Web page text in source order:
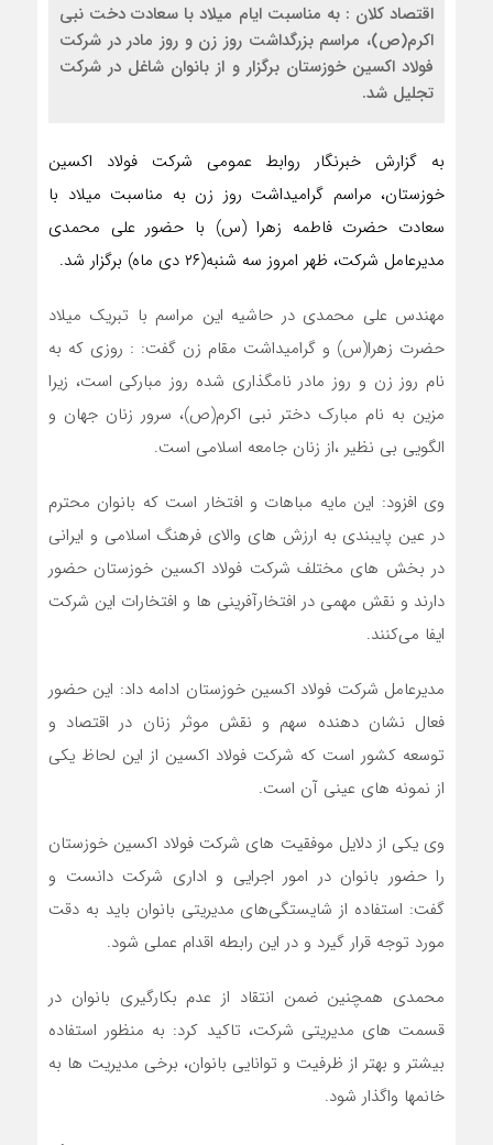
اقتصاد کلان : به مناسبت ایام میلاد با سعادت دخت نبی
اکرم(ص)، مراسم بزرگداشت روز زن و روز مادر در شرکت
فولاد اکسین خوزستان برگزار و از بانوان شاغل در شرکت
تجلیل شد.
به گزارش خبرنگار روابط عمومی شرکت فولاد اکسین
خوزستان، مراسم گرامیداشت روز زن به مناسبت میلاد با
سعادت حضرت فاطمه زهرا (س) با حضور علی محمدی
مدیرعامل شرکت، ظهر امروز سه شنبه(۲۶ دی ماه) برگزار شد.
مهندس علی محمدی در حاشیه این مراسم با تبریک میلاد
حضرت زهرا(س) و گرامیداشت مقام زن گفت: : روزی که به
نام روز زن و روز مادر نامگذاری شده روز مبارکی است، زیرا
مزین به نام مبارک دختر نبی اکرم(ص)، سرور زنان جهان و
الگویی بی نظیر ،از زنان جامعه اسلامی است.
وی افزود: این مایه مباهات و افتخار است که بانوان محترم
در عین پایبندی به ارزش های والای فرهنگ اسلامی و ایرانی
در بخش های مختلف شرکت فولاد اکسین خوزستان حضور
دارند و نقش مهمی در افتخارآفرینی ها و افتخارات این شرکت
ایفا می‌کنند.
مدیرعامل شرکت فولاد اکسین خوزستان ادامه داد: این حضور
فعال نشان دهنده سهم و نقش موثر زنان در اقتصاد و
توسعه کشور است که شرکت فولاد اکسین از این لحاظ یکی
از نمونه های عینی آن است.
وی یکی از دلایل موفقیت های شرکت فولاد اکسین خوزستان
را حضور بانوان در امور اجرایی و اداری شرکت دانست و
گفت: استفاده از شایستگی‌های مدیریتی بانوان باید به دقت
مورد توجه قرار گیرد و در این رابطه اقدام عملی شود.
محمدی همچنین ضمن انتقاد از عدم بکارگیری بانوان در
قسمت های مدیریتی شرکت، تاکید کرد: به منظور استفاده
بیشتر و بهتر از ظرفیت و توانایی بانوان، برخی مدیریت ها به
خانمها واگذار شود.